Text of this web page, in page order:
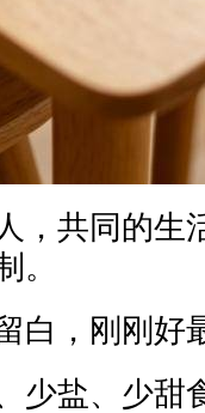
，共同的生
。
白，刚刚好
少盐、少甜